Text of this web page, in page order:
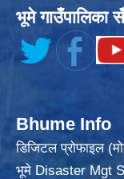
भूमे गाउँपालिका
Bhume Info
डिजिटल प्रोफाइल
भूमे Disaster Mgt